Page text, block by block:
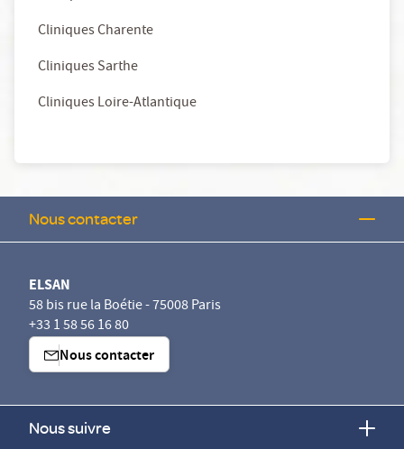
Cliniques Charente
Cliniques Sarthe
Cliniques Loire-Atlantique
Nous contacter
ELSAN
58 bis rue la Boétie - 75008 Paris
+33 1 58 56 16 80
Nous contacter
Nous suivre